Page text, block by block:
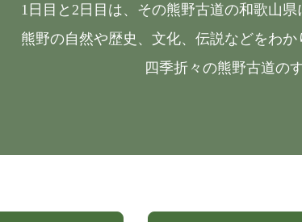
1日目と2日目は、その熊野古道の和歌山
熊野の自然や歴史、文化、伝説などをわ
四季折々の熊野古道の